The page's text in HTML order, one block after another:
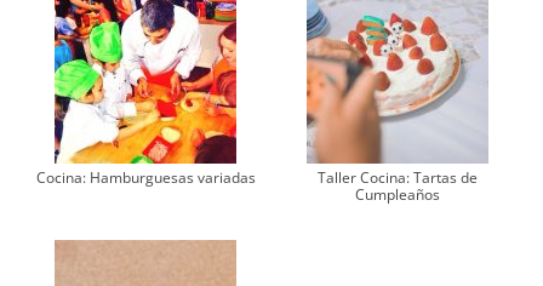
Cocina: Hamburguesas variadas
Taller Cocina: Tartas de
Cumpleaños